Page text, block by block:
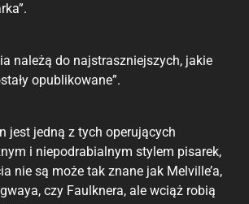
należą do najstraszniejszych, jakie
opublikowane”.
jest jedną z tych operujących
i niepodrabialnym stylem pisarek,
nie są może tak znane jak Melville’a,
czy Faulknera, ale wciąż robią